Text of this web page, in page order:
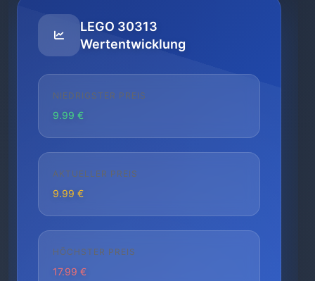
LEGO 30313
Wertentwicklung
NIEDRIGSTER PREIS
9.99 €
AKTUELLER PREIS
9.99 €
HÖCHSTER PREIS
17.99 €